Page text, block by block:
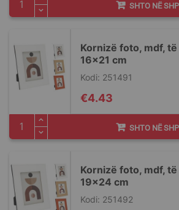
SHTO NË
Kornizë foto, mdf,
16x21 cm
Kodi: 251491
€4.43
SHTO NË
Kornizë foto, mdf,
19x24 cm
Kodi: 251492